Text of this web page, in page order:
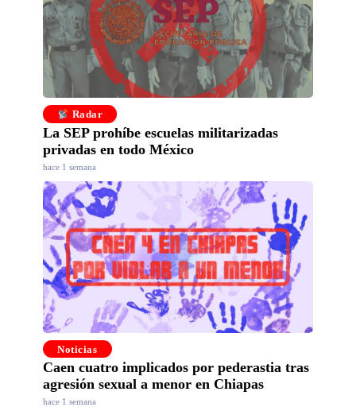
Radar
La SEP prohíbe escuelas militarizadas
privadas en todo México
hace 1 semana
Noticias
Caen cuatro implicados por pederastia tras
agresión sexual a menor en Chiapas
hace 1 semana